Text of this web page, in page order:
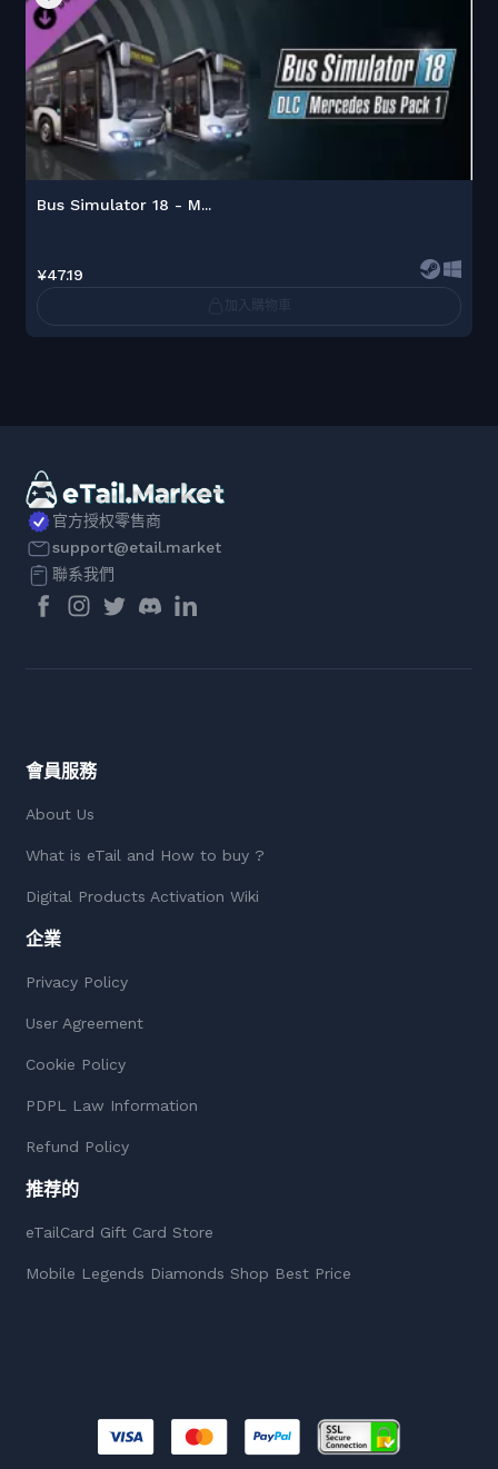
Bus Simulator 18 - M...
¥47.19
官方授权零售商
support@etail.market
聯系我們
會員服務
About Us
What is eTail and How to buy ?
Digital Products Activation Wiki
企業
Privacy Policy
User Agreement
Cookie Policy
PDPL Law Information
Refund Policy
推荐的
eTailCard Gift Card Store
Mobile Legends Diamonds Shop Best Price